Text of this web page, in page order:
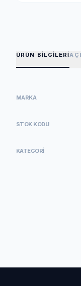
ÜRÜN BILGILERI
MARKA
STOK KODU
KATEGORI